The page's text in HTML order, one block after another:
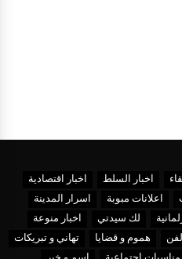
اخبار السلط
اخبار اقتصادية
اعلانات مبوبة
اسرار المدينة
لك سيدتي
اخبار منوعة
هموم و قضايا
تهاني و تبريكات